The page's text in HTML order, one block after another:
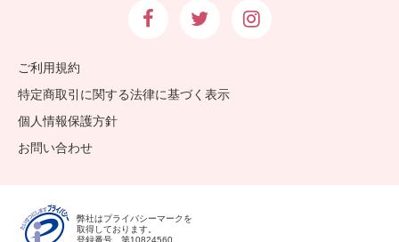
ご利用規約
特定商取引に関する法律に基づく表示
個人情報保護方針
お問い合わせ
弊社はプライバシーマークを
取得しております。
登録番号 第10824560